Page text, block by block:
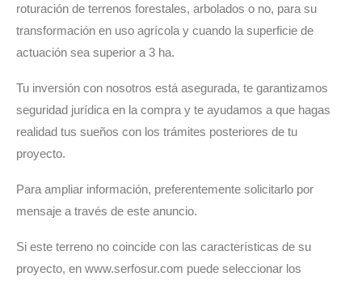
roturación de terrenos forestales, arbolados o no, para su
transformación en uso agrícola y cuando la superficie de
actuación sea superior a 3 ha.
Tu inversión con nosotros está asegurada, te garantizamos
seguridad jurídica en la compra y te ayudamos a que hagas
realidad tus sueños con los trámites posteriores de tu
proyecto.
Para ampliar información, preferentemente solicitarlo por
mensaje a través de este anuncio.
Si este terreno no coincide con las características de su
proyecto, en www.serfosur.com puede seleccionar los